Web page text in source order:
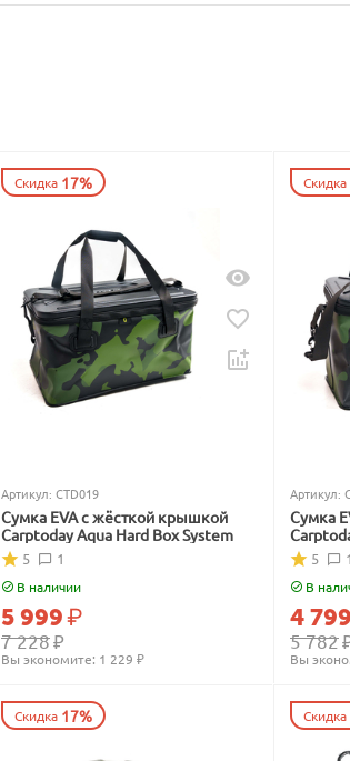
Скидка 17%
Артикул: CTD019
Сумка EVA с жёсткой крышкой
Carptoday Aqua Hard Box System
1
5
В наличии
7 228₽
5 999₽
Вы экономите: 1 229 ₽
Скидка
Артикул:
Сумка
1
5
В
5 782
4 799
Вы
Скидка 17% Скидка